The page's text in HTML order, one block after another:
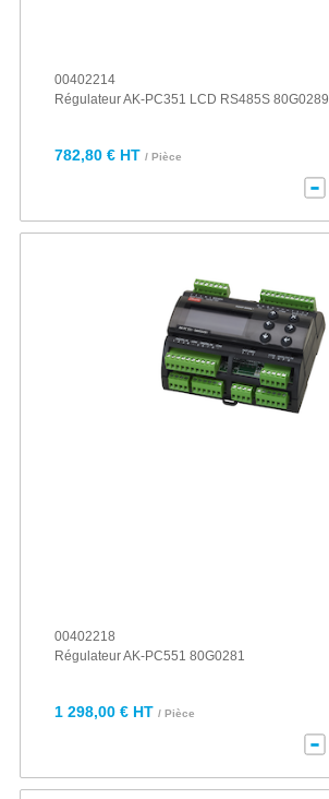
00402214
Régulateur AK-PC351 LCD RS485S 80G0289
782,80 € HT / Pièce
00402218
Régulateur AK-PC551 80G0281
1 298,00 € HT / Pièce